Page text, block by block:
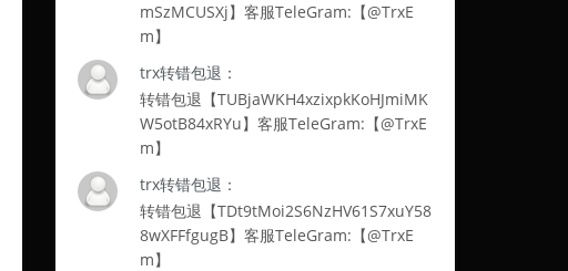
mSzMCUSXj】客服TeleGram:【@TrxE
m】
trx转错包退：
转错包退【TUBjaWKH4xzixpkKoHJmiMK
W5otB84xRYu】客服TeleGram:【@TrxE
m】
trx转错包退：
转错包退【TDt9tMoi2S6NzHV61S7xuY58
8wXFFfgugB】客服TeleGram:【@TrxE
m】